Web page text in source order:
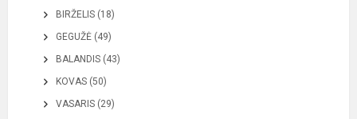
BIRŽELIS (18)
GEGUŽĖ (49)
BALANDIS (43)
KOVAS (50)
VASARIS (29)